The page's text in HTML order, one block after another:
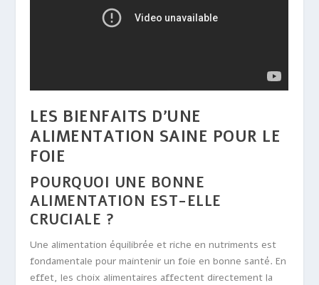
LES BIENFAITS D’UNE
ALIMENTATION SAINE POUR LE
FOIE
POURQUOI UNE BONNE
ALIMENTATION EST-ELLE
CRUCIALE ?
Une alimentation équilibrée et riche en nutriments est
fondamentale pour maintenir un foie en bonne santé. En
effet, les choix alimentaires affectent directement la